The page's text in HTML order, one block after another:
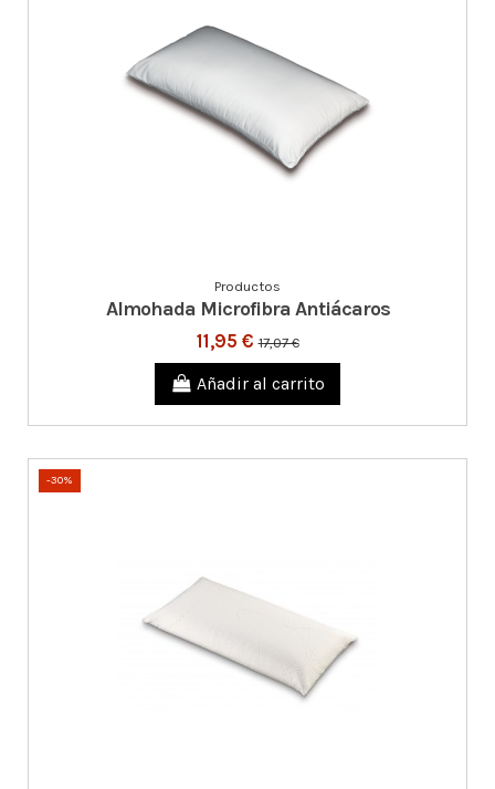
Productos
Almohada Microfibra Antiácaros
11,95 €17,07 €
Añadir al carrito
-30%